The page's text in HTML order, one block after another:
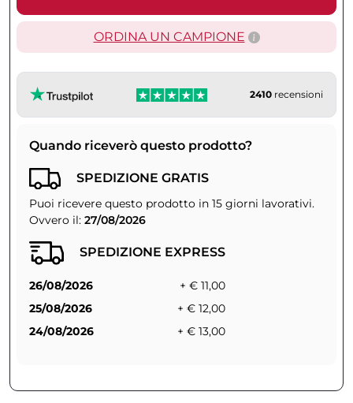
ORDINA UN CAMPIONE
2410 recensioni
Quando riceverò questo prodotto?
SPEDIZIONE GRATIS
Puoi ricevere questo prodotto in 15 giorni lavorativi.
Ovvero il: 27/08/2026
SPEDIZIONE EXPRESS
26/08/2026
+ € 11,00
25/08/2026
+ € 12,00
24/08/2026
+ € 13,00